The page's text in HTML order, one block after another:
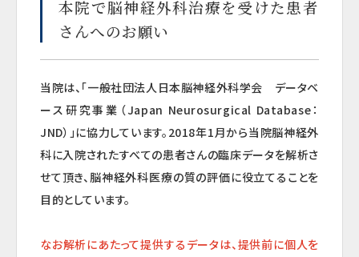
本院で脳神経外科治療を受けた患者
さんへのお願い
当院は、「一般社団法人日本脳神経外科学会 データベ
ース研究事業（Japan Neurosurgical Database：
JND）」に協力しています。2018年1月から当院脳神経外
科に入院されたすべての患者さんの臨床データを解析さ
せて頂き、脳神経外科医療の質の評価に役立てることを
目的としています。
なお解析にあたって提供するデータは、提供前に個人を